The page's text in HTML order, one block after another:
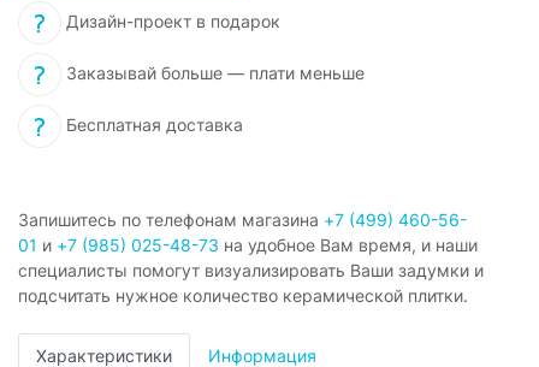
Дизайн-проект в подарок
Заказывай больше — плати меньше
Бесплатная доставка
Запишитесь по телефонам магазина +7 (499) 460-56-
01 и +7 (985) 025-48-73 на удобное Вам время, и наши
специалисты помогут визуализировать Ваши задумки и
подсчитать нужное количество керамической плитки.
Характеристики Информация